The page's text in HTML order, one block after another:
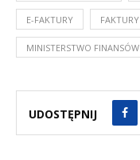
E-FAKTURY FAKTURY
MINISTERSTWO FINANSÓW
UDOSTĘPNIJ